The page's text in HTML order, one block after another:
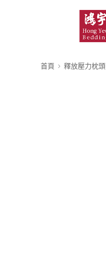
首頁 釋放壓力枕頭